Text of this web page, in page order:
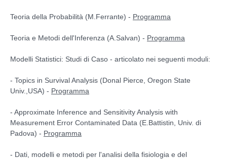
Teoria della Probabilità (M.Ferrante) - Programma
Teoria e Metodi dell'Inferenza (A.Salvan) - Programma
Modelli Statistici: Studi di Caso - articolato nei seguenti moduli:
- Topics in Survival Analysis (Donal Pierce, Oregon State
Univ.,USA) - Programma
- Approximate Inference and Sensitivity Analysis with
Measurement Error Contaminated Data (E.Battistin, Univ. di
Padova) - Programma
- Dati, modelli e metodi per l'analisi della fisiologia e del